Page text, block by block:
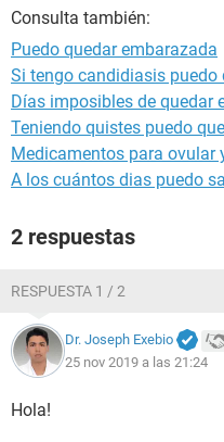
como clavadas en la parte
Consulta también:
Puedo quedar embarazada
Si tengo candidiasis puedo
Días imposibles de quedar
Teniendo quistes puedo
Medicamentos para ovular
A los cuántos dias puedo
2 respuestas
RESPUESTA 1 / 2
Dr. Joseph Exebio
25 nov 2019 a las 21:24
Hola!